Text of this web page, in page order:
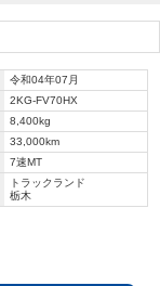
令和04年07月
2KG-FV70HX
8,400kg
33,000km
7速MT
トラックランド
栃木